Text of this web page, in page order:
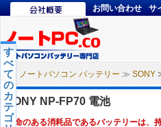
お問い合わせ サ
ノートパソコン バッテリー ≫ SONY
す
べ
て
の
カ
テ
ゴ
SONY NP-FP70 電池
寿命のある消耗品であるバッテリーは、